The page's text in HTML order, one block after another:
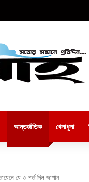
আন্তর্জাতিক খেলাধুলা
যে ৩ শর্ত দিল জাপান